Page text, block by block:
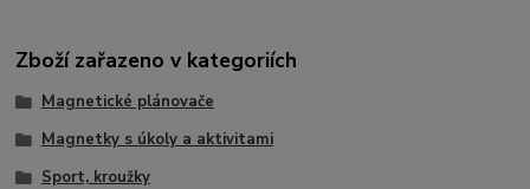
Zboží zařazeno v kategoriích
Magnetické plánovače
Magnetky s úkoly a aktivitami
Sport, kroužky